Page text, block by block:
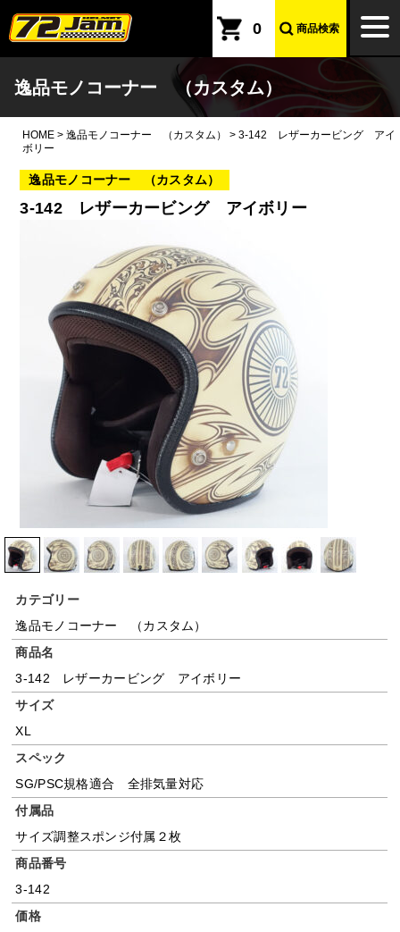
本文へ
0 商品検索
逸品モノコーナー （カスタム）
HOME > 逸品モノコーナー （カスタム） > 3-142 レザーカービング アイ
ボリー
逸品モノコーナー （カスタム）
3-142 レザーカービング アイボリー
カテゴリー
逸品モノコーナー （カスタム）
商品名
3-142 レザーカービング アイボリー
サイズ
XL
スペック
SG/PSC規格適合 全排気量対応
付属品
サイズ調整スポンジ付属２枚
商品番号
3-142
価格